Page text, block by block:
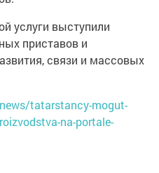
услуги выступили
приставов и
связи и массовых
tatarstancy-mogut-
na-portale-